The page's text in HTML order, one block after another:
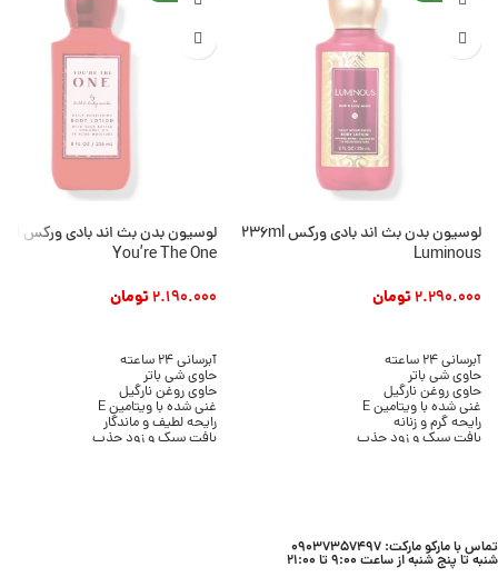
لوسیون بدن بث اند بادی ورکس 236ml
Luminous
2.290.000تومان
آبرسانی 24 ساعته
حاوی شی باتر
حاوی روغن نارگیل
غنی شده با ویتامین E
رایحه گرم و زنانه
بافت سبک و زود جذب
You’re The One
2.190.000تومان
آبرسانی 24 ساعته
حاوی شی باتر
حاوی روغن نارگیل
غنی شده با ویتامین E
رایحه لطیف و ماندگار
بافت سبک و زود جذب
تماس با مارکو مارکت: 09037357497
شنبه تا پنج شنبه از ساعت 9:00 تا 21:00